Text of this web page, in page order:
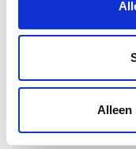
Alleen
specifieke
onderwijspraktijk.
overzicht van de
informatie over de
Ronde 1